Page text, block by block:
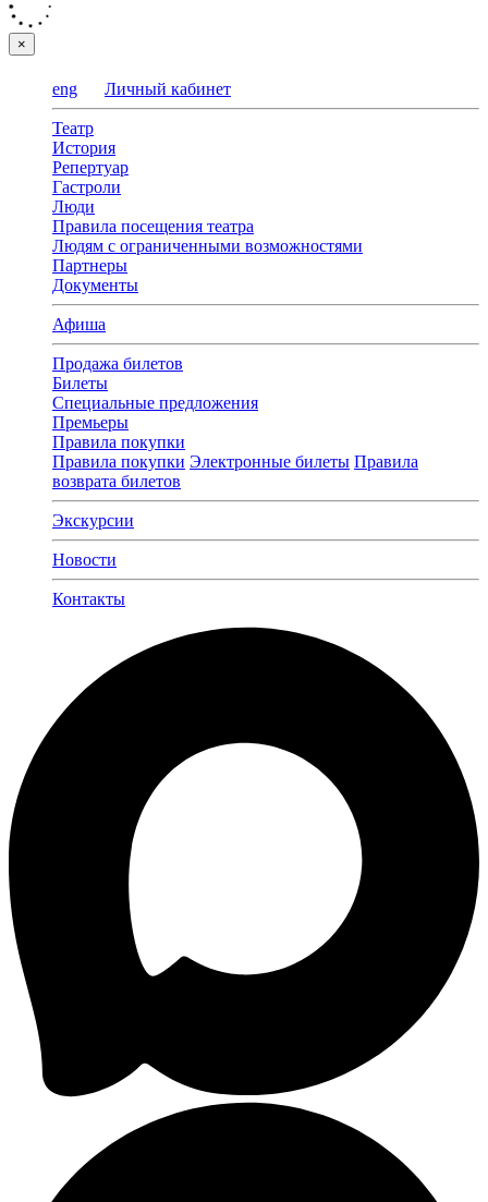
×
eng Личный кабинет
Театр
История
Репертуар
Гастроли
Люди
Правила посещения театра
Людям с ограниченными возможностями
Партнеры
Документы
Афиша
Продажа билетов
Билеты
Специальные предложения
Премьеры
Правила покупки
Правила покупки Электронные билеты Правила
возврата билетов
Экскурсии
Новости
Контакты